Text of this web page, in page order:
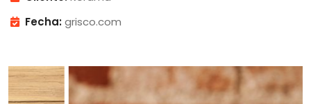
Fecha:grisco.com